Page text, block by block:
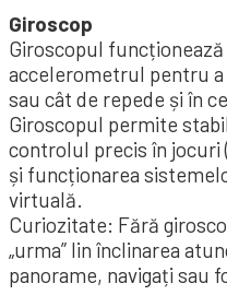
Giroscop
Giroscopul
accelerometrul pentru
sau cât de repede și în
Giroscopul permite
controlul precis în
și funcționarea
virtuală.
Curiozitate: Fără
„urma” lin înclinarea
panorame, navigați sau